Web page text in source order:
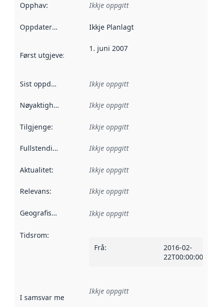
Opphav: Ikkje oppgitt
Oppdateringsfrekvens :
Ikkje Planlagt
Først utgjeve: Denne datoen seier når dataa i dette
1. juni 2007
Sist oppdatert Ikkje oppgitt
Nøyaktigheit Ikkje oppgitt
Tilgjenge: Ikkje oppgitt
Fullstendigheit Ikkje oppgitt
Aktualitet: Ikkje oppgitt
Relevans: Ikkje oppgitt
Geografisk område Ikkje oppgitt
Tidsrom:
Frå:
2016-02-
22T00:00:00Z
I samsvar med Referanse til ei implementeringsregel eller
Ikkje oppgitt